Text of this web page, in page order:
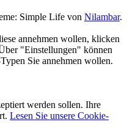
Simple Life von Nilambar.
annehmen wollen, klicken
"Einstellungen" können
Sie annehmen wollen.
werden sollen. Ihre
Lesen Sie unsere Cookie-